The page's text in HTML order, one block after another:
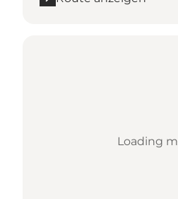
Loading